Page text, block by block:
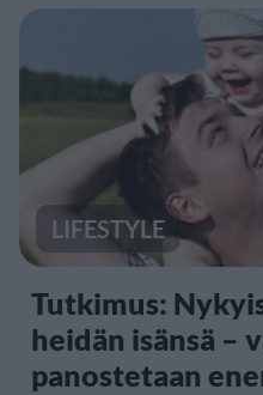
LIFESTYLE
Tutkimus:
heidän isänsä –
panostetaan